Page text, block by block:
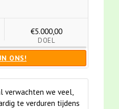
€5.000,00
DOEL
ONS!
verwachten we veel,
te verduren tijdens